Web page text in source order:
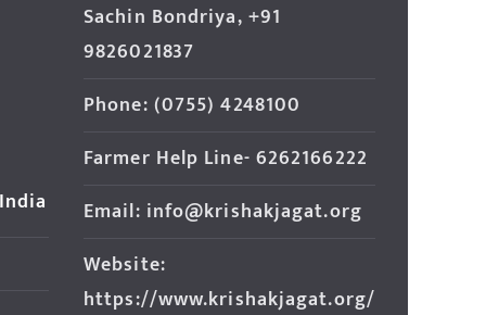
Sachin Bondriya, +91
9826021837
Phone: (0755) 4248100
Farmer Help Line- 6262166222
Email: info@krishakjagat.org
Website:
https://www.krishakjagat.org/